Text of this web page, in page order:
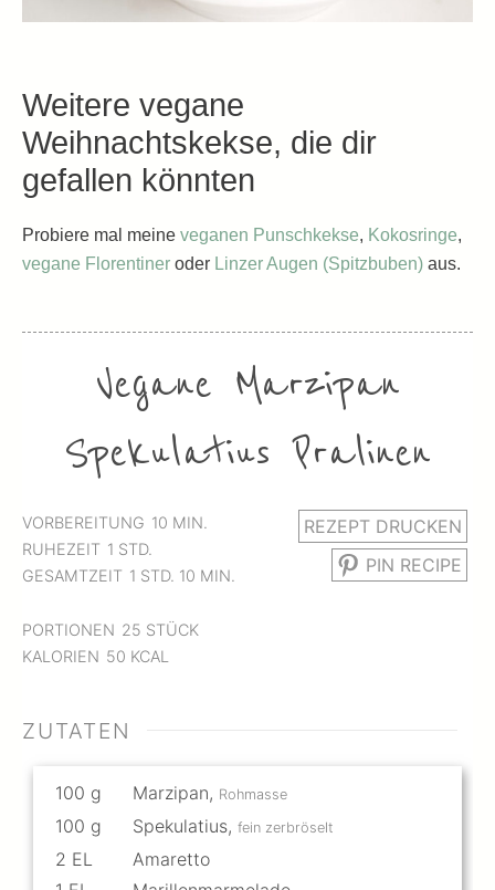
Weitere vegane
Weihnachtskekse, die dir
gefallen könnten
Probiere mal meine veganen Punschkekse, Kokosringe,
vegane Florentiner oder Linzer Augen (Spitzbuben) aus.
Vegane Marzipan
Spekulatius Pralinen
VORBEREITUNG 10MINUTEN
MIN.
RUHEZEIT 1STUNDE
STD.
GESAMTZEIT 1STUNDE
STD. 10MINUTEN
MIN.
PORTIONEN 25 STÜCK
KALORIEN 50 KCAL
REZEPT DRUCKEN
PIN RECIPE
ZUTATEN
100 g Marzipan, Rohmasse
100 g Spekulatius, fein zerbröselt
2 EL
Amaretto